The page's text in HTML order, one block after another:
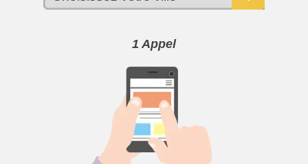
1 Appel